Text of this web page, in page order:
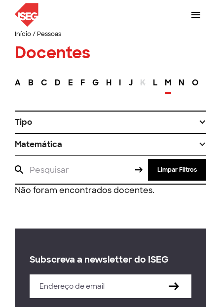
Início/ Pessoas
Docentes
A B C D E F G H I J K L M N O
Tipo
Matemática
Limpar Filtros
Não foram encontrados docentes.
Subscreva a newsletter do ISEG